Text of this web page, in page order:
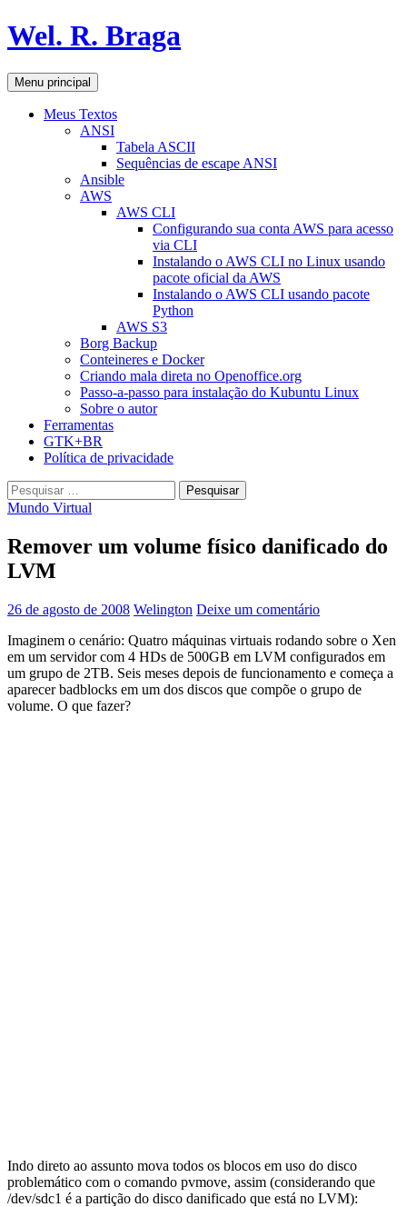
Pular
para
conteúdo
Wel. R. Braga
Pesquisar
Menu principal
Meus Textos
ANSI
Tabela ASCII
Sequências de escape ANSI
Ansible
AWS
AWS CLI
Configurando sua conta AWS para acesso
via CLI
Instalando o AWS CLI no Linux usando
pacote oficial da AWS
Instalando o AWS CLI usando pacote
Python
AWS S3
Borg Backup
Conteineres e Docker
Criando mala direta no Openoffice.org
Passo-a-passo para instalação do Kubuntu Linux
Sobre o autor
Ferramentas
GTK+BR
Política de privacidade
Pesquisar
por:
Mundo Virtual
Remover um volume físico danificado do
LVM
26 de agosto de 2008 Welington Deixe um comentário
Imaginem o cenário: Quatro máquinas virtuais rodando sobre o Xen
em um servidor com 4 HDs de 500GB em LVM configurados em
um grupo de 2TB. Seis meses depois de funcionamento e começa a
aparecer badblocks em um dos discos que compõe o grupo de
volume. O que fazer?
Indo direto ao assunto mova todos os blocos em uso do disco
problemático com o comando pvmove, assim (considerando que
/dev/sdc1 é a partição do disco danificado que está no LVM):